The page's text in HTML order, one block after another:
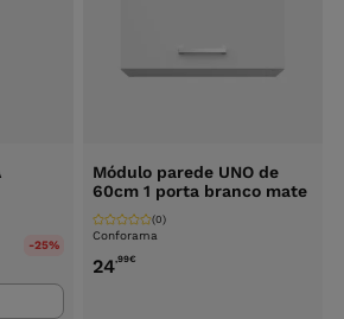
-25%
Módulo parede UNO de
60cm 1 porta branco mate
Conforama
(0)
24,99€